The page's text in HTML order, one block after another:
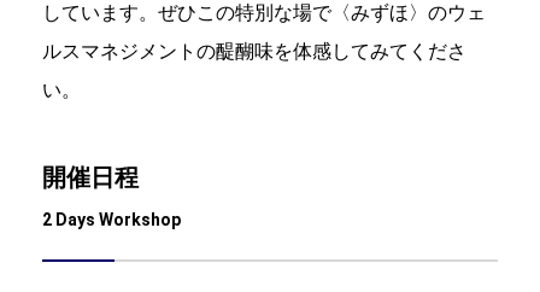
しています。ぜひこの特別な場で〈みずほ〉のウェ
ルスマネジメントの醍醐味を体感してみてくださ
い。
開催日程
2 Days Workshop